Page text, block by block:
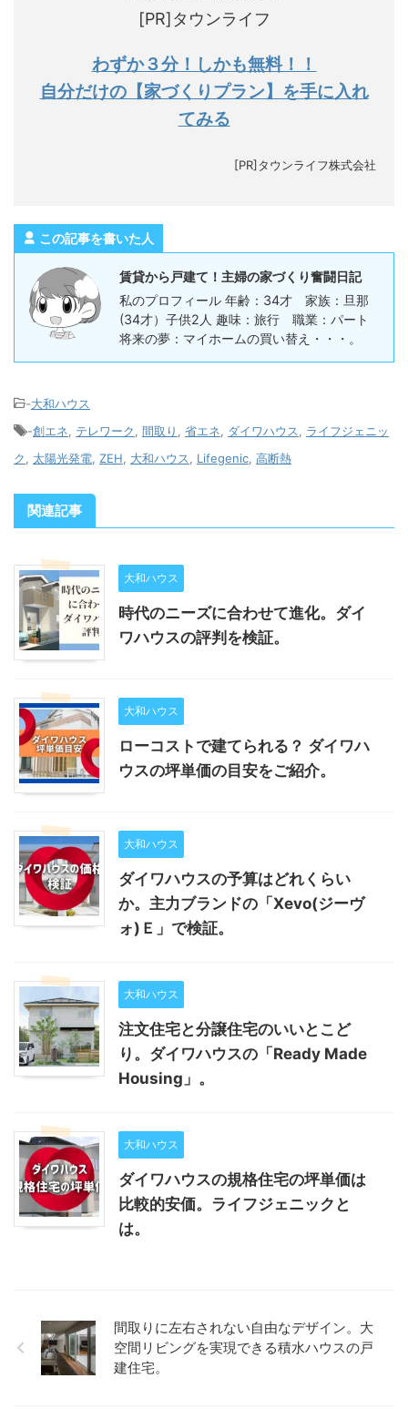
[PR]タウンライフ
わずか３分！しかも無料！！
自分だけの【家づくりプラン】を手に入れ
てみる
[PR]タウンライフ株式会社
この記事を書いた人
賃貸から戸建て！主婦の家づくり奮闘日記
私のプロフィール 年齢：34才 家族：旦那
(34才）子供2人 趣味：旅行 職業：パート
将来の夢：マイホームの買い替え・・・。
-大和ハウス
-創エネ テレワーク 間取り 省エネ ダイワハウス
ライフジェニッ
ク
太陽光発電 ZEH 大和ハウス Lifegenic 高断熱
関連記事
大和ハウス
時代のニーズに合わせて進化。ダイ
ワハウスの評判を検証。
大和ハウス
ローコストで建てられる？ ダイワハ
ウスの坪単価の目安をご紹介。
大和ハウス
ダイワハウスの予算はどれくらい
か。主力ブランドの「Xevo(ジーヴ
ォ)Ｅ」で検証。
大和ハウス
注文住宅と分譲住宅のいいとこど
り。ダイワハウスの「Ready Made
Housing」。
大和ハウス
ダイワハウスの規格住宅の坪単価は
比較的安価。ライフジェニックと
は。
間取りに左右されない自由なデザイン。大
空間リビングを実現できる積水ハウスの戸
建住宅。